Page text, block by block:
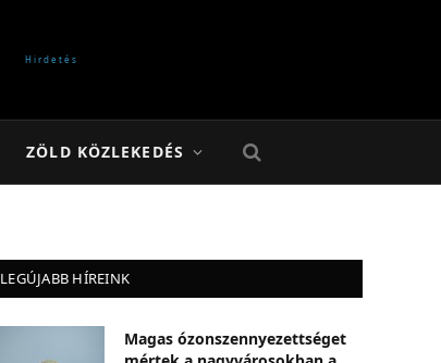
ZÖLD KÖZLEKEDÉS
LEGÚJABB HÍREINK
Magas ózonszennyezettséget